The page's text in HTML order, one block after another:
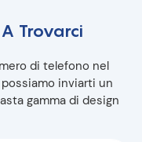
Trovarci
di telefono nel
inviarti un
gamma di design